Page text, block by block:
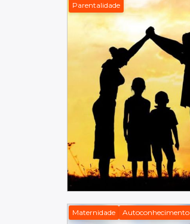
Parentalidade
Maternidade Autoconhecimento